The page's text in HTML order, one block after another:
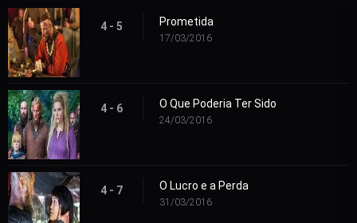
4 - 5 Prometida
17/03/2016
4 - 6 O Que Poderia Ter Sido
24/03/2016
4 - 7 O Lucro e a Perda
31/03/2016